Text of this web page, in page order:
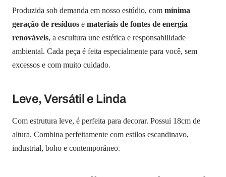
Produzida sob demanda em nosso estúdio, com mínima
geração de resíduos e materiais de fontes de energia
renováveis, a escultura une estética e responsabilidade
ambiental. Cada peça é feita especialmente para você, sem
excessos e com muito cuidado.
Leve, Versátil e Linda
Com estrutura leve, é perfeita para decorar. Possui 18cm de
altura. Combina perfeitamente com estilos escandinavo,
industrial, boho e contemporâneo.